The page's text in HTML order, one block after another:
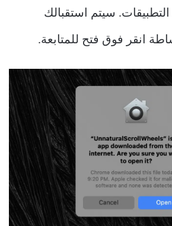
سيتم استقبالك
انقر فوق فتح للمتابعة.